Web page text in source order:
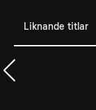
Liknande titlar